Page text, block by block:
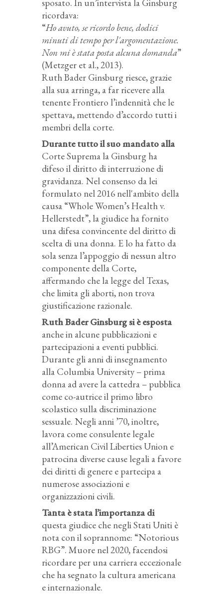
sposato. In un’intervista la Ginsburg
ricordava:
“Ho avuto, se ricordo bene, dodici
minuti di tempo per l'argomentazione.
Non mi è stata posta alcuna domanda”
(Metzger et al., 2013).
Ruth Bader Ginsburg riesce, grazie
alla sua arringa, a far ricevere alla
tenente Frontiero l’indennità che le
spettava, mettendo d’accordo tutti i
membri della corte.
Durante tutto il suo mandato alla
Corte Suprema la Ginsburg ha
difeso il diritto di interruzione di
gravidanza. Nel consenso da lei
formulato nel 2016 nell'ambito della
causa “Whole Women’s Health v.
Hellerstedt”, la giudice ha fornito
una difesa convincente del diritto di
scelta di una donna. E lo ha fatto da
sola senza l’appoggio di nessun altro
componente della Corte,
affermando che la legge del Texas,
che limita gli aborti, non trova
giustificazione razionale.
Ruth Bader Ginsburg si è esposta
anche in alcune pubblicazioni e
partecipazioni a eventi pubblici.
Durante gli anni di insegnamento
alla Columbia University – prima
donna ad avere la cattedra – pubblica
come co-autrice il primo libro
scolastico sulla discriminazione
sessuale. Negli anni ’70, inoltre,
lavora come consulente legale
all’American Civil Liberties Union e
patrocina diverse cause legali a favore
dei diritti di genere e partecipa a
numerose associazioni e
organizzazioni civili.
Tanta è stata l’importanza di
questa giudice che negli Stati Uniti è
nota con il soprannome: “Notorious
RBG”. Muore nel 2020, facendosi
ricordare per una carriera eccezionale
che ha segnato la cultura americana
e internazionale.